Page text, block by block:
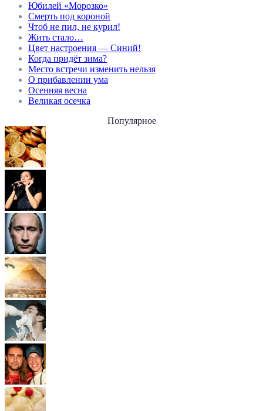
Юбилей «Морозко»
Смерть под короной
Чтоб не пил, не курил!
Жить стало…
Цвет настроения — Синий!
Когда придёт зима?
Место встречи изменить нельзя
О прибавлении ума
Осенняя весна
Великая осечка
Популярное